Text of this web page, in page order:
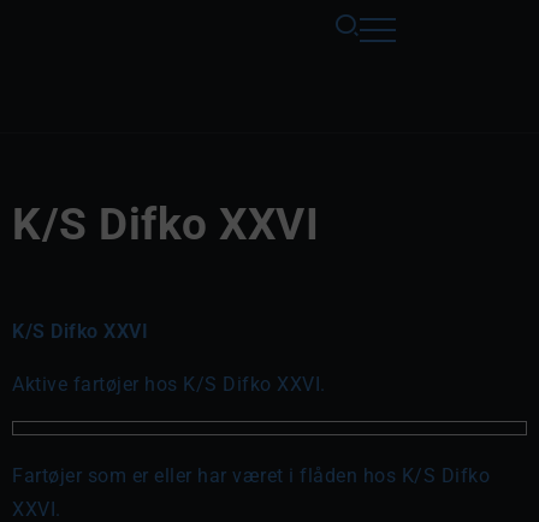
K/S Difko XXVI
K/S Difko XXVI
Aktive fartøjer hos K/S Difko XXVI.
Fartøjer som er eller har været i flåden hos K/S Difko
XXVI.